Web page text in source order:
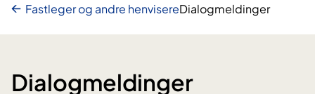
Fastleger og andre henvisereDialogmeldinger
Dialogmeldinger